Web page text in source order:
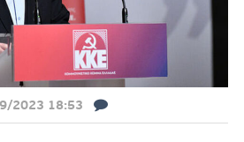
2023 18:53